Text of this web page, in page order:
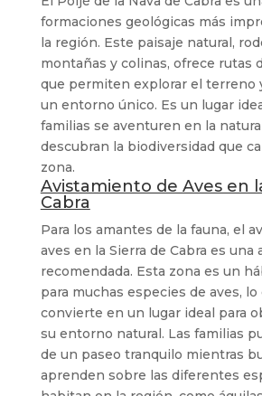
formaciones geológicas más
la región. Este paisaje natural,
montañas y colinas, ofrece rutas
que permiten explorar el terreno
un entorno único. Es un lugar
familias se aventuren en la
descubran la biodiversidad que
zona.
Avistamiento de Aves en
Cabra
Para los amantes de la fauna, el
aves en la Sierra de Cabra es una
recomendada. Esta zona es un
para muchas especies de aves, lo
convierte en un lugar ideal para
su entorno natural. Las familias
de un paseo tranquilo mientras
aprenden sobre las diferentes